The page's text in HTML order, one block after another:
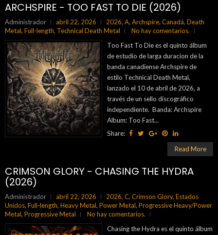
ARCHSPIRE - TOO FAST TO DIE (2026)
Administrador abril 22, 2026 2026, A, Archspire, Canadá, Death
Metal, Full-length, Technical Death Metal
No hay comentarios.
Too Fast To Die es el quinto álbum
de estudio de larga duracion de la
banda canadiense Archspire de
estilo Technical Death Metal,
lanzado el 10 de abril de 2026, a
través de un sello discográfico
independiente. Banda: Archspire
Album: Too Fast...
Share:
Read More
CRIMSON GLORY - CHASING THE HYDRA
(2026)
Administrador abril 22, 2026 2026, C, Crimson Glory, Estados
Unidos, Full-length, Heavy Metal, Power Metal, Progressive Heavy/Power
Metal, Progressive Metal
No hay comentarios.
Chasing the Hydra es el quinto álbum